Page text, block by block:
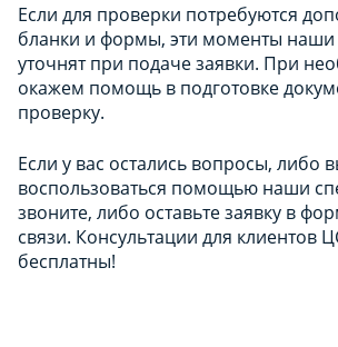
Если для проверки потребуются
бланки и формы, эти моменты наши
уточнят при подаче заявки. При
окажем помощь в подготовке
проверку.
Если у вас остались вопросы, либо
воспользоваться помощью наши
звоните, либо оставьте заявку в
связи. Консультации для клиентов
бесплатны!